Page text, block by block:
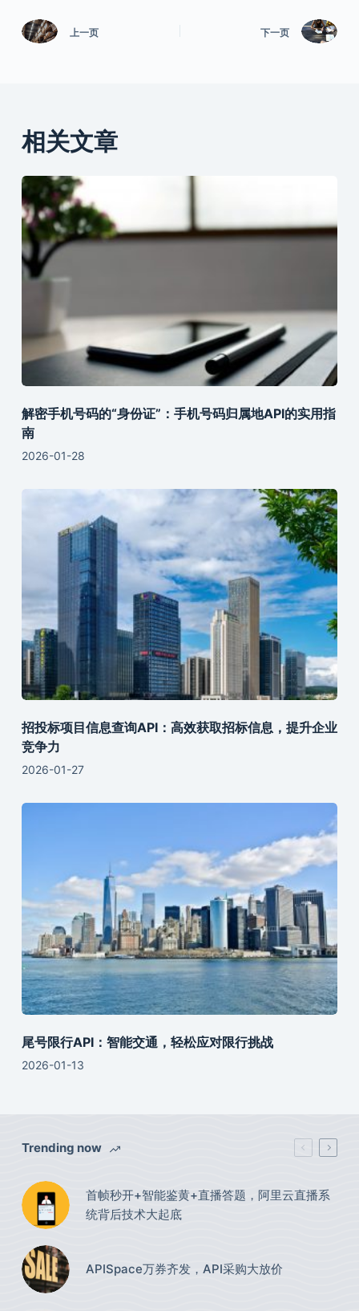
上一页 下一页
相关文章
解密手机号码的“身份证”：手机号码归属地API的实用指
南
2026-01-28
招投标项目信息查询API：高效获取招标信息，提升企业
竞争力
2026-01-27
尾号限行API：智能交通，轻松应对限行挑战
2026-01-13
Trending now
首帧秒开+智能鉴黄+直播答题，阿里云直播系
统背后技术大起底
APISpace万券齐发，API采购大放价